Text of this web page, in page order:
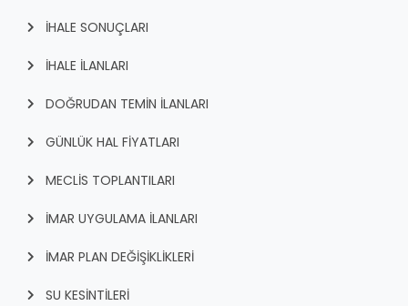
İHALE SONUÇLARI
İHALE İLANLARI
DOĞRUDAN TEMİN İLANLARI
GÜNLÜK HAL FİYATLARI
MECLİS TOPLANTILARI
İMAR UYGULAMA İLANLARI
İMAR PLAN DEĞİŞİKLİKLERİ
SU KESİNTİLERİ